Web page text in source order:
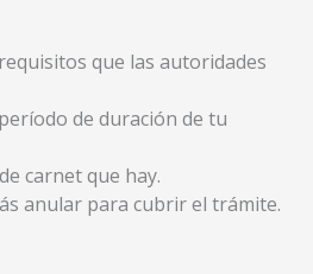
que las autoridades
de duración de tu
carnet que hay.
anular para cubrir el trámite.